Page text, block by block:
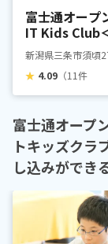
富士通オープ
IT Kids Club
ズクラブ＞ 燕
新潟県三条市須頃
★ 4.09 （11件
富士通オープ
トキッズクラ
し込みができ